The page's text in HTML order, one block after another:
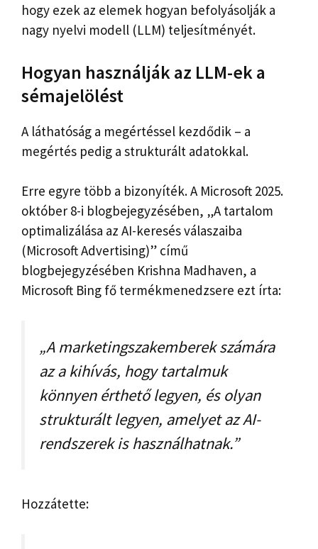
hogy ezek az elemek hogyan befolyásolják a
nagy nyelvi modell (LLM) teljesítményét.
Hogyan használják az LLM-ek a
sémajelölést
A láthatóság a megértéssel kezdődik – a
megértés pedig a strukturált adatokkal.
Erre egyre több a bizonyíték. A Microsoft 2025.
október 8-i blogbejegyzésében, „A tartalom
optimalizálása az AI-keresés válaszaiba
(Microsoft Advertising)” című
blogbejegyzésében Krishna Madhaven, a
Microsoft Bing fő termékmenedzsere ezt írta:
„A marketingszakemberek számára
az a kihívás, hogy tartalmuk
könnyen érthető legyen, és olyan
strukturált legyen, amelyet az AI-
rendszerek is használhatnak.”
Hozzátette: